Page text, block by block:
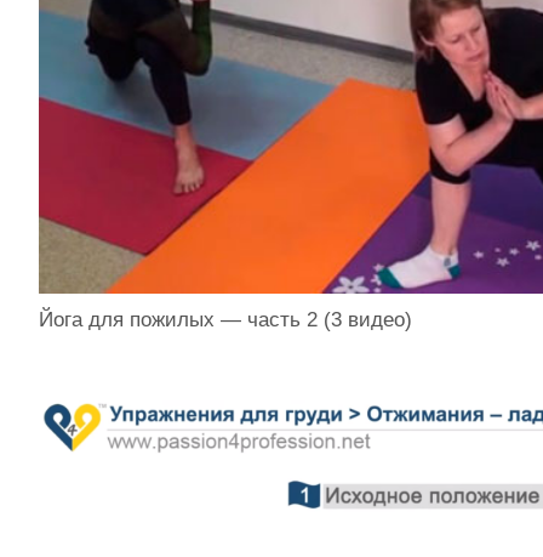
Йога для пожилых — часть 2 (3 видео)